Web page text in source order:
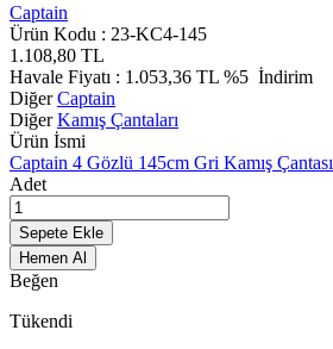
Captain
Ürün Kodu : 23-KC4-145
1.108,80 TL
Havale Fiyatı : 1.053,36 TL %5 İndirim
DiğerCaptain
DiğerKamış Çantaları
Ürün İsmi
Captain 4 Gözlü 145cm Gri Kamış Çantası
Adet
Sepete Ekle
Hemen Al
Beğen
Tükendi